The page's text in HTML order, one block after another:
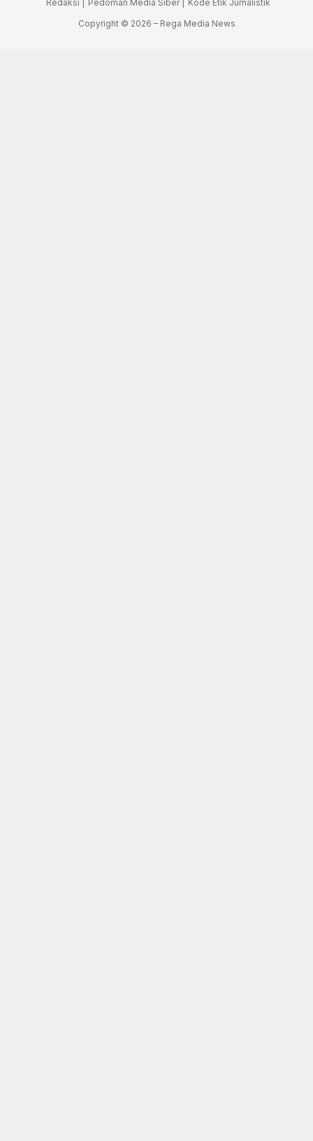
Redaksi | Pedoman Media Siber |
Kode Etik Jurnalistik
Copyright © 2026 – Rega Media News